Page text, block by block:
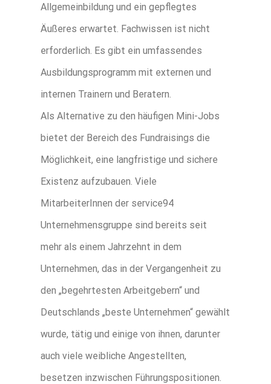
Allgemeinbildung und ein gepflegtes
Äußeres erwartet. Fachwissen ist nicht
erforderlich. Es gibt ein umfassendes
Ausbildungsprogramm mit externen und
internen Trainern und Beratern.
Als Alternative zu den häufigen Mini-Jobs
bietet der Bereich des Fundraisings die
Möglichkeit, eine langfristige und sichere
Existenz aufzubauen. Viele
MitarbeiterInnen der service94
Unternehmensgruppe sind bereits seit
mehr als einem Jahrzehnt in dem
Unternehmen, das in der Vergangenheit zu
den „begehrtesten Arbeitgebern“ und
Deutschlands „beste Unternehmen“ gewählt
wurde, tätig und einige von ihnen, darunter
auch viele weibliche Angestellten,
besetzen inzwischen Führungspositionen.